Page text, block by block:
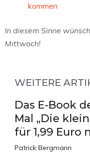
kommen
In diesem Sinne
Mittwoch!
WEITERE
Das E-Book
Mal „Die
für 1,99 Euro
Patrick Bergmann